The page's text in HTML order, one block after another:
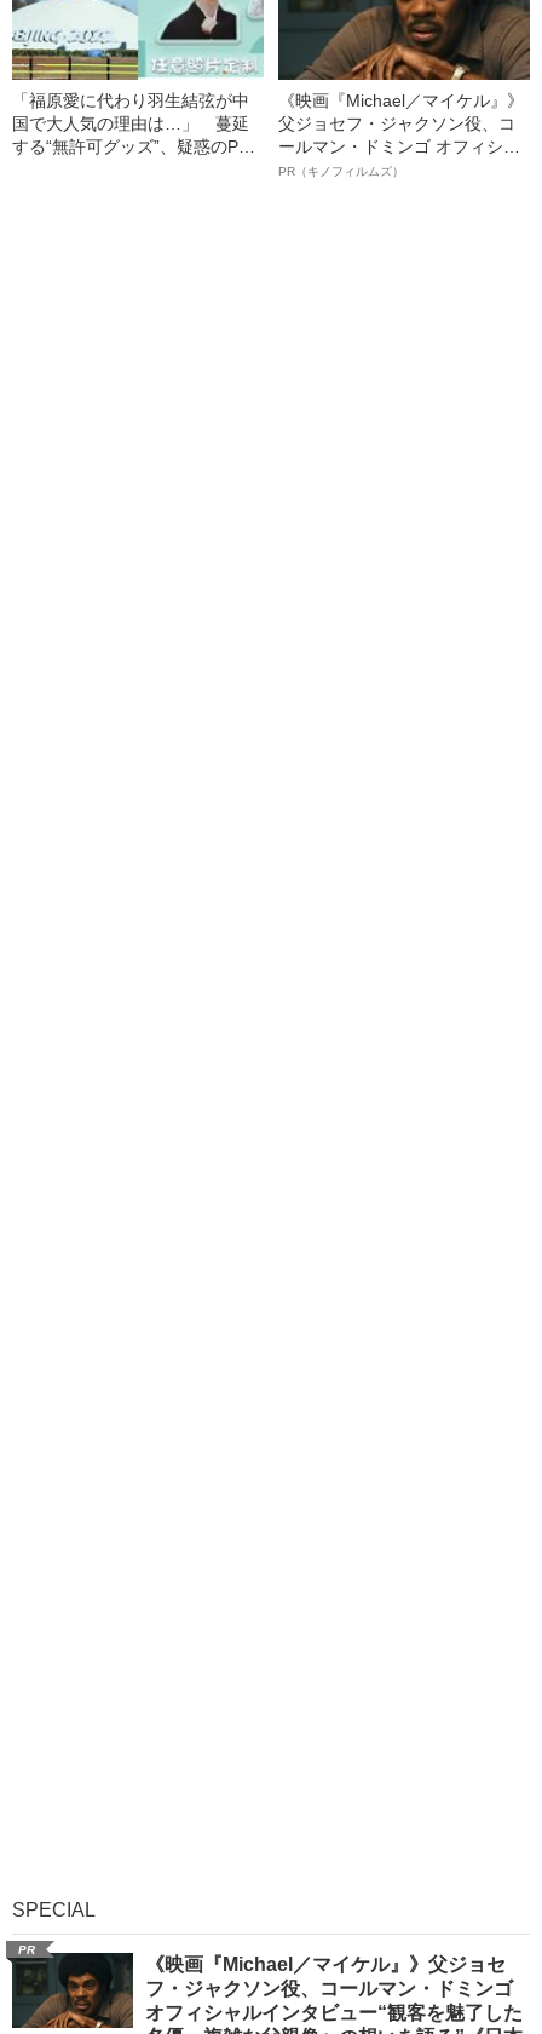
「福原愛に代わり羽生結弦が中
国で大人気の理由は…」 蔓延
する“無許可グッズ”、疑惑のPCR
《映画『Michael／マイケル』》
父ジョセフ・ジャクソン役、コ
ールマン・ドミンゴ オフィシャ
ルインタビュー“観客を魅了した
PR（キノフィルムズ）
SPECIAL
PR
《映画『Michael／マイケル』》父ジョセ
フ・ジャクソン役、コールマン・ドミンゴ
オフィシャルインタビュー“観客を魅了した